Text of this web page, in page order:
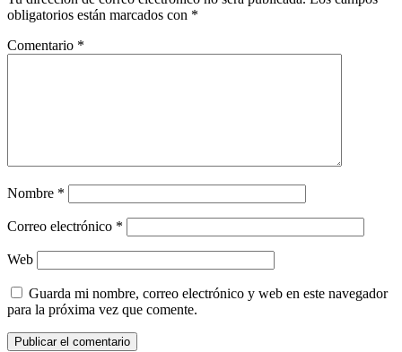
obligatorios están marcados con *
Comentario *
Nombre *
Correo electrónico *
Web
Guarda mi nombre, correo electrónico y web en este navegador
para la próxima vez que comente.